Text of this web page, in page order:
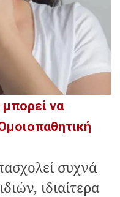
να
συχνά
ιδιαίτερα